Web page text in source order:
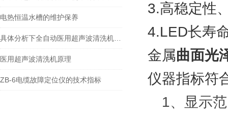
电热恒温水槽的维护保养
医用超声波清洗机原理
ZB-6电缆故障定位仪的技术指标
3.高稳定性
4.LED长寿
金属曲面光
仪器指标符
1、显示